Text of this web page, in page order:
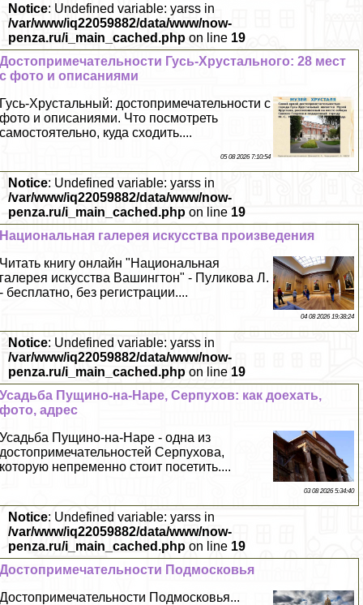
Notice: Undefined variable: yarss in
/var/www/iq22059882/data/www/now-
penza.ru/i_main_cached.php on line 19
Достопримечательности Гусь-Хрустального: 28 мест
с фото и описаниями
Гусь-Хрустальный: достопримечательности с
фото и описаниями. Что посмотреть
самостоятельно, куда сходить....
05 08 2026 7:10:54
Notice: Undefined variable: yarss in
/var/www/iq22059882/data/www/now-
penza.ru/i_main_cached.php on line 19
Национальная галерея искусства произведения
Читать книгу онлайн "Национальная
галерея искусства Вашингтон" - Пуликова Л.
- бесплатно, без регистрации....
04 08 2026 19:38:24
Notice: Undefined variable: yarss in
/var/www/iq22059882/data/www/now-
penza.ru/i_main_cached.php on line 19
Усадьба Пущино-на-Наре, Серпухов: как доехать,
фото, адрес
Усадьба Пущино-на-Наре - одна из
достопримечательностей Серпухова,
которую непременно стоит посетить....
03 08 2026 5:34:40
Notice: Undefined variable: yarss in
/var/www/iq22059882/data/www/now-
penza.ru/i_main_cached.php on line 19
Достопримечательности Подмосковья
Достопримечательности Подмосковья...